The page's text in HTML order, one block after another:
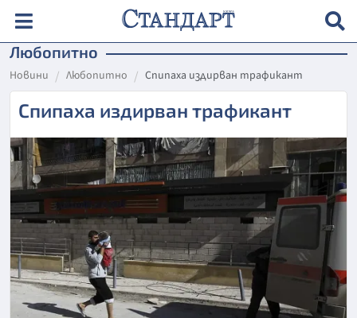
Любопитно
Новини Любопитно Спипаха издирван трафикант
Спипаха издирван трафикант